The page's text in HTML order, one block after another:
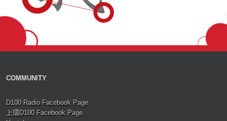
COMMUNITY
D100 Radio Facebook Page
上環D100 Facebook Page